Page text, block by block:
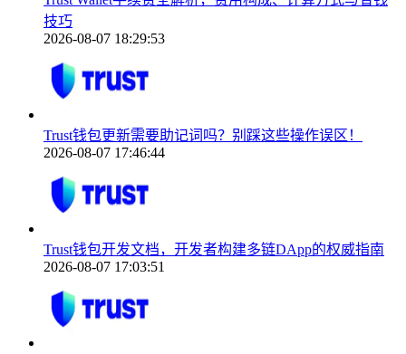
技巧
2026-08-07 18:29:53
Trust钱包更新需要助记词吗？别踩这些操作误区！
2026-08-07 17:46:44
Trust钱包开发文档，开发者构建多链DApp的权威指南
2026-08-07 17:03:51